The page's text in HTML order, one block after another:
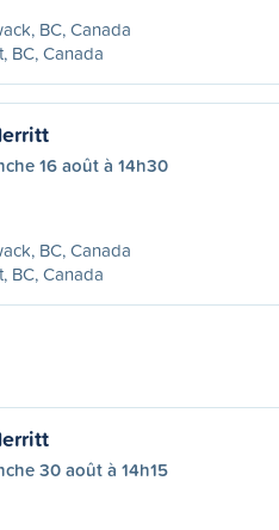
BC, Canada
BC, Canada
16 août à 14h30
BC, Canada
BC, Canada
30 août à 14h15